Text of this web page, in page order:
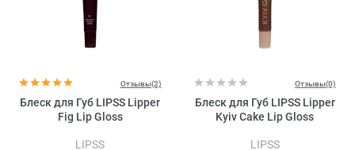
Отзывы(2)
Блеск для Губ LIPSS Lipper
Fig Lip Gloss
LIPSS
Отзывы(0)
Блеск для Губ LIPSS Lipper
Kyiv Cake Lip Gloss
LIPSS